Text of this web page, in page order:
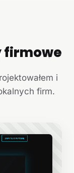
+
firmowe
i
firm.